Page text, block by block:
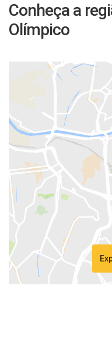
Conheça a
Olímpico